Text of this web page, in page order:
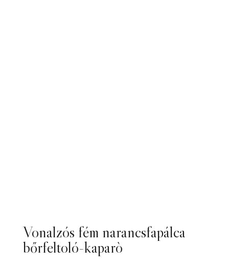
Vonalzós fém narancsfapálca
bőrfeltoló-kaparò